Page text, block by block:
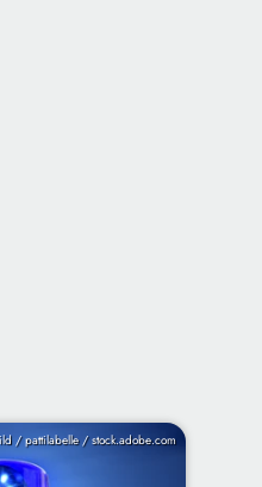
/ pattilabelle / stock.adobe.com